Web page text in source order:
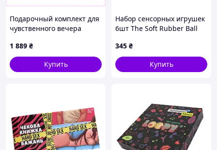
Подарочный комплект для
чувственного вечера
1 889 ₴
Купить
Набор сенсорных игрушек
6шт The Soft Rubber Ball
345 ₴
Купить